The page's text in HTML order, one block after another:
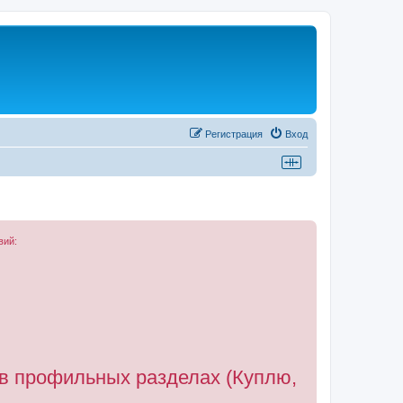
Вход
Регистрация
профильных разделах (Куплю,